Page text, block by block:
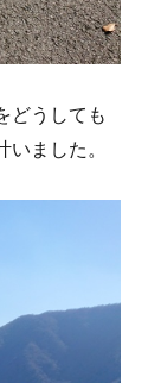
どうしても
ました。